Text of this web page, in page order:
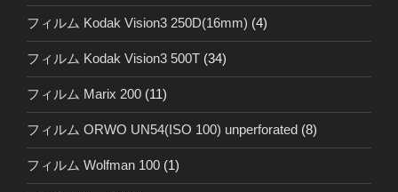
フィルム Kodak Vision3 250D(16mm) (4)
フィルム Kodak Vision3 500T (34)
フィルム Marix 200 (11)
フィルム ORWO UN54(ISO 100) unperforated (8)
フィルム Wolfman 100 (1)